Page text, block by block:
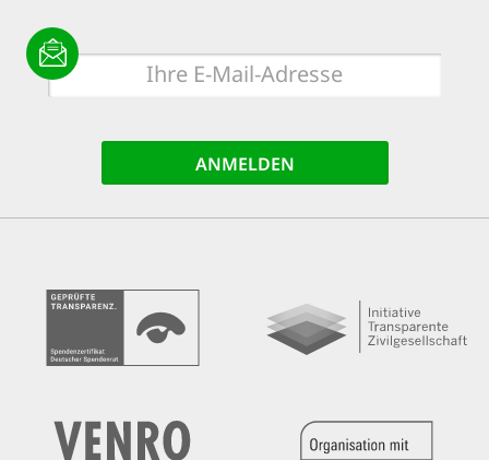
E-
Mail